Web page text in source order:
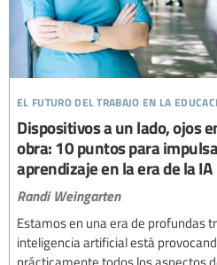
el futuro del trabajo en la
Dispositivos a un lado, ojos
obra: 10 puntos para
aprendizaje en la era de la IA
Randi Weingarten
Estamos en una era de profundas
inteligencia artificial está